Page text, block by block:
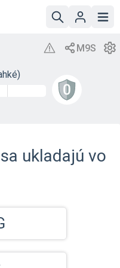
ukladajú vo